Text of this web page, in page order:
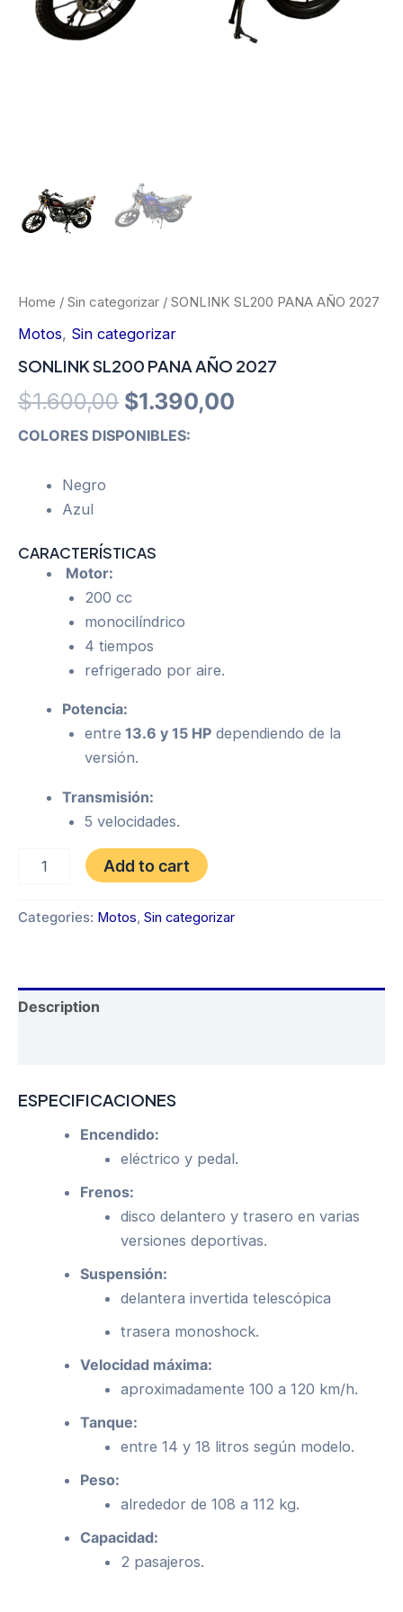
Home / Sin categorizar / SONLINK SL200 PANA AÑO 2027
Motos, Sin categorizar
SONLINK SL200 PANA AÑO 2027
$1.600,00 Original
price
$1.390,00
COLORES DISPONIBLES:
Negro
Azul
CARACTERÍSTICAS
Motor:
200 cc
monocilíndrico
4 tiempos
refrigerado por aire.
Potencia:
entre 13.6 y 15 HPdependiendo de la
versión.
Transmisión:
5 velocidades.
SL200
AÑO
Add to cart
Categories: Motos, Sin categorizar
Description
ESPECIFICACIONES
Encendido:
eléctrico y pedal.
Frenos:
disco delantero y trasero en varias
versiones deportivas.
Suspensión:
delantera invertida telescópica
trasera monoshock.
Velocidad máxima:
aproximadamente 100 a 120 km/h.
Tanque:
entre 14 y 18 litros según modelo.
Peso:
alrededor de 108 a 112 kg.
Capacidad:
2 pasajeros.